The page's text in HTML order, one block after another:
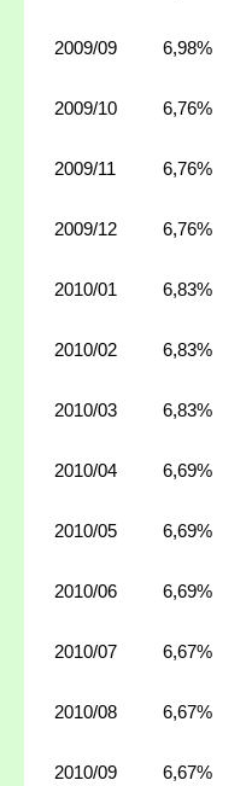
2009/09 6,98%
2009/10 6,76%
2009/11 6,76%
2009/12 6,76%
2010/01 6,83%
2010/02 6,83%
2010/03 6,83%
2010/04 6,69%
2010/05 6,69%
2010/06 6,69%
2010/07 6,67%
2010/08 6,67%
2010/09 6,67%